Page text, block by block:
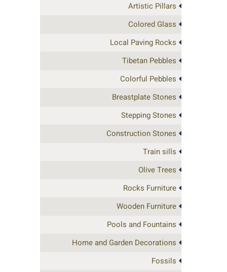
Artistic Pillars
Colored Glass
Local Paving Rocks
Tibetan Pebbles
Colorful Pebbles
Breastplate Stones
Stepping Stones
Construction Stones
Train sills
Olive Trees
Rocks Furniture
Wooden Furniture
Pools and Fountains
Home and Garden Decorations
Fossils